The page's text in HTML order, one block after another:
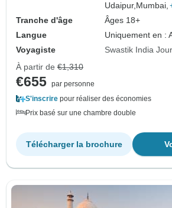
Udaipur, Mumbai,
Tranche d'âge
Âges 18+
Langue
Uniquement en :
Voyagiste
Swastik India
À partir de €1,310
€655 par personne
S'inscrire pour réaliser des économies
Prix basé sur une chambre double
Télécharger la brochure